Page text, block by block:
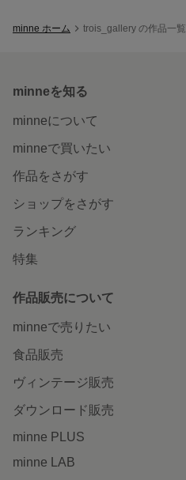
minne ホーム trois_gallery の作品一覧
minneを知る
minneについて
minneで買いたい
作品をさがす
ショップをさがす
ランキング
特集
作品販売について
minneで売りたい
食品販売
ヴィンテージ販売
ダウンロード販売
minne PLUS
minne LAB